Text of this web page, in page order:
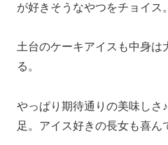
が好きそうなやつをチョイス。
土台のケーキアイスも中身は
る。
やっぱり期待通りの美味しさ
足。アイス好きの長女も喜ん